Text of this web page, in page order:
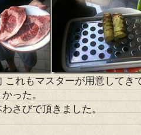
これもマスターが用意してき
った。
さびで頂きました。